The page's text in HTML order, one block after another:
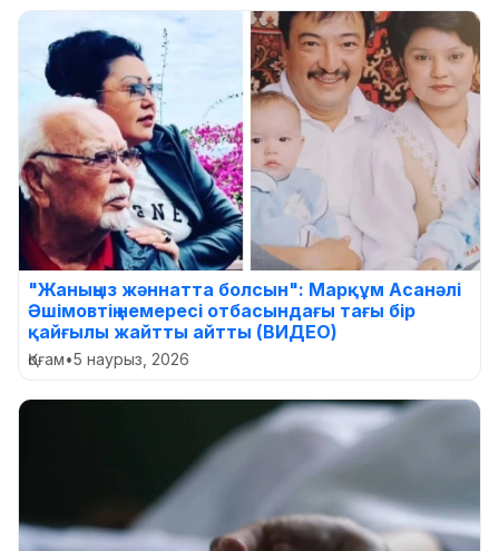
"Жаныңыз жәннатта болсын": Марқұм Асанәлі
Әшімовтің немересі отбасындағы тағы бір
қайғылы жайтты айтты (ВИДЕО)
Қоғам•5 наурыз, 2026